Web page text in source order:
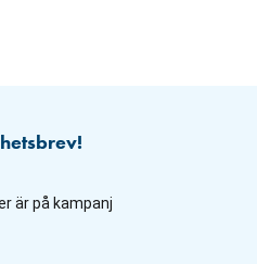
är på kampanj